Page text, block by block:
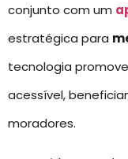
conjunto com um
estratégica para
tecnologia
acessível,
moradores.